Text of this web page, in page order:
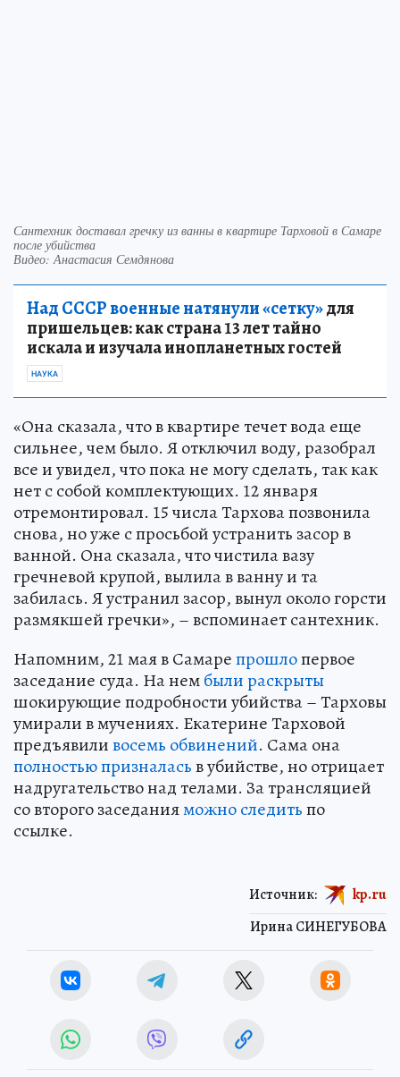
Сантехник доставал гречку из ванны в квартире Тарховой в Самаре
после убийства
Видео: Анастасия Семдянова
Над СССР военные натянули «сетку»для
пришельцев: как страна 13 лет тайно
искала и изучала инопланетных гостей
НАУКА
«Она сказала, что в квартире течет вода еще
сильнее, чем было. Я отключил воду, разобрал
все и увидел, что пока не могу сделать, так как
нет с собой комплектующих. 12 января
отремонтировал. 15 числа Тархова позвонила
снова, но уже с просьбой устранить засор в
ванной. Она сказала, что чистила вазу
гречневой крупой, вылила в ванну и та
забилась. Я устранил засор, вынул около горсти
размякшей гречки», – вспоминает сантехник.
Напомним, 21 мая в Самарепрошлопервое
заседание суда. На нембыли раскрыты
шокирующие подробности убийства – Тарховы
умирали в мучениях. Екатерине Тарховой
предъявиливосемь обвинений. Сама она
полностью призналасьв убийстве, но отрицает
надругательство над телами. За трансляцией
со второго заседанияможно следитьпо
ссылке.
Ирина СИНЕГУБОВА
Источник: kp.ru